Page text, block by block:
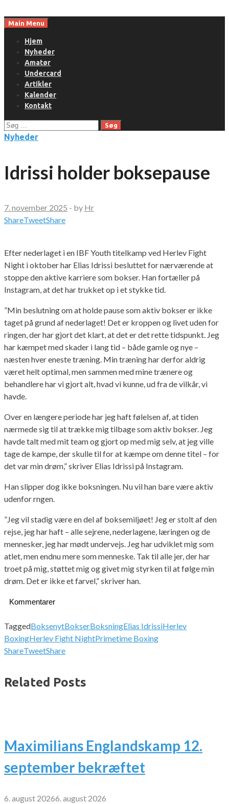
toMain Menu
Hjem
Nyheder
Amatør
Undercard
Artikler
Kalender
Kontakt
Søg
efter:
Nyheder
Idrissi holder boksepause
7. november 2025 - by Hr
ShareTweetShare
Efter nederlaget i en IBF Youth titelkamp ved Herlev Fight
Night i oktober har Elias Idrissi besluttet for nærværende at
stoppe den aktive karriere som bokser. Han fortæller på
Instagram, at det har trukket op i et stykke tid.
”Min beslutning om at holde pause som aktiv bokser er ikke
taget på grund af nederlaget! Det er kroppen og livet uden for
ringen, der har gjort det klart, at det er det rette tidspunkt. Jeg
har kæmpet med skader i lang tid – både gamle og nye –
næsten hver eneste træning. Min træning har derfor aldrig
været helt optimal, men sammen med mine trænere og
behandlere har vi gjort alt, hvad vi kunne, ud fra de vilkår, vi
havde.
Over en længere periode har jeg haft følelsen af, at tiden
nærmede sig til at trække mig tilbage som aktiv bokser. Jeg
havde talt med mit team og gjort op med mig selv, at jeg ville
tage de kampe, der skulle til for at kæmpe om denne titel – for
det var min drøm,” skriver Elias Idrissi på Instagram.
Han slipper dog ikke boksningen. Nu vil han bare være aktiv
udenfor rngen.
”Jeg vil stadig være en del af boksemiljøet! Jeg er stolt af den
rejse, jeg har haft – alle sejrene, nederlagene, læringen og de
mennesker, jeg har mødt undervejs. Jeg har udviklet mig som
atlet, men endnu mere som menneske. Tak til alle jer, der har
troet på mig, støttet mig og givet mig styrken til at følge min
drøm. Det er ikke et farvel,” skriver han.
Kommentarer
TaggedBoksenytBokserBoksningElias IdrissiHerlev
BoxingHerlev Fight NightPrimetime Boxing
ShareTweetShare
Related Posts
Maximilians Englandskamp 12.
september bekræftet
6. august 20266. august 2026